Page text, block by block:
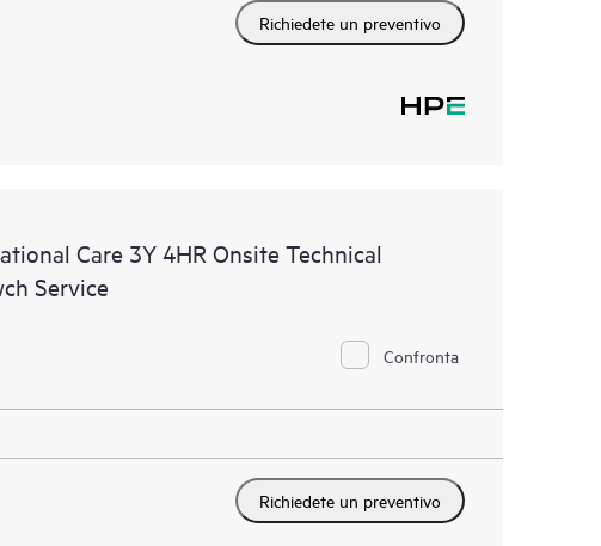
Richiedete un preventivo
Care 3Y 4HR Onsite Technical
Service
Confronta
Richiedete un preventivo